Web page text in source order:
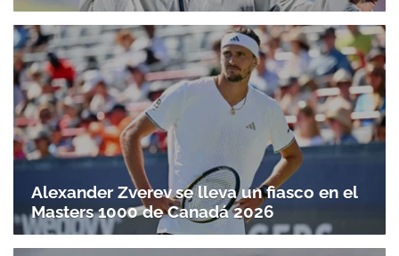
Alexander Zverev se lleva un fiasco en el
Masters 1000 de Canadá 2026